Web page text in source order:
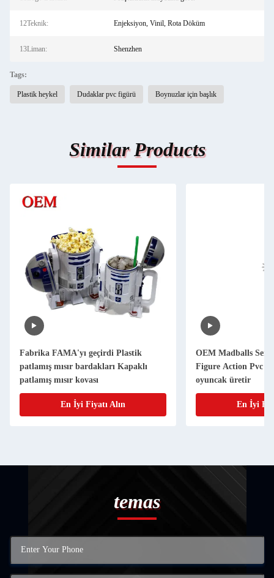
12Teknik: Enjeksiyon, Vinil, Rota Döküm
13Liman: Shenzhen
Tags:
Plastik heykel Dudaklar pvc figürü Boynuzlar için başlık
Similar Products
Fabrika FAMA'yı geçirdi Plastik
patlamış mısır bardakları Kapaklı
patlamış mısır kovası
En İyi Fiyatı Alın
OEM Madballs
Figure Action Pvc
oyuncak üretir
En İyi
temas